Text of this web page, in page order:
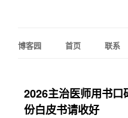
博客园 首页 联系
2026主治医师用书
份白皮书请收好